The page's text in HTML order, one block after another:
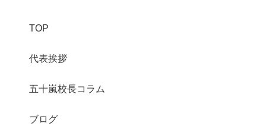
TOP
代表挨拶
五十嵐校長コラム
ブログ